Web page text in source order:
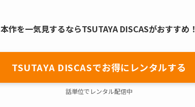
本作を一気見するならTSUTAYA DISCASがおすすめ！
TSUTAYA DISCASでお得にレンタルする
話単位でレンタル配信中